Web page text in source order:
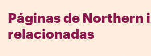
Páginas de Northern
relacionadas